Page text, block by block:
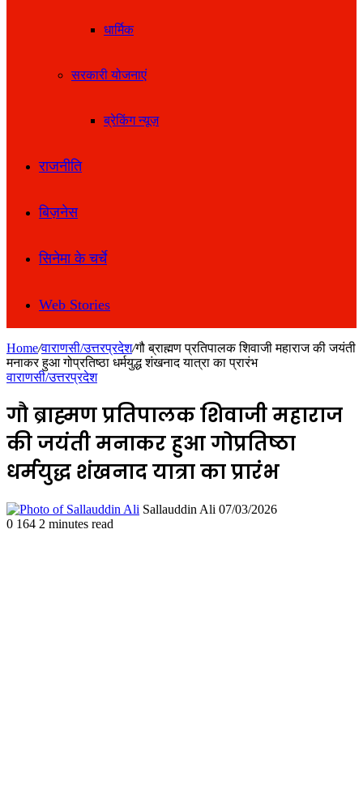
धार्मिक
सरकारी योजनाएं
ब्रेकिंग न्यूज़
राजनीति
बिज़नेस
सिनेमा के चर्चे
Web Stories
Home/वाराणसी/उत्तरप्रदेश/गौ ब्राह्मण प्रतिपालक शिवाजी महाराज की जयंती
मनाकर हुआ गोप्रतिष्ठा धर्मयुद्ध शंखनाद यात्रा का प्रारंभ
वाराणसी/उत्तरप्रदेश
गौ ब्राह्मण प्रतिपालक शिवाजी महाराज
की जयंती मनाकर हुआ गोप्रतिष्ठा
धर्मयुद्ध शंखनाद यात्रा का प्रारंभ
Sallauddin Ali Send
07/03/2026
0 164 2 minutes read